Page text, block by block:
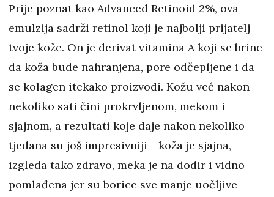
Prije poznat kao Advanced Retinoid 2%, ova
emulzija sadrži retinol koji je najbolji prijatelj
tvoje kože. On je derivat vitamina A koji se brine
da koža bude nahranjena, pore odčepljene i da
se kolagen itekako proizvodi. Kožu već nakon
nekoliko sati čini prokrvljenom, mekom i
sjajnom, a rezultati koje daje nakon nekoliko
tjedana su još impresivniji - koža je sjajna,
izgleda tako zdravo, meka je na dodir i vidno
pomlađena jer su borice sve manje uočljive -